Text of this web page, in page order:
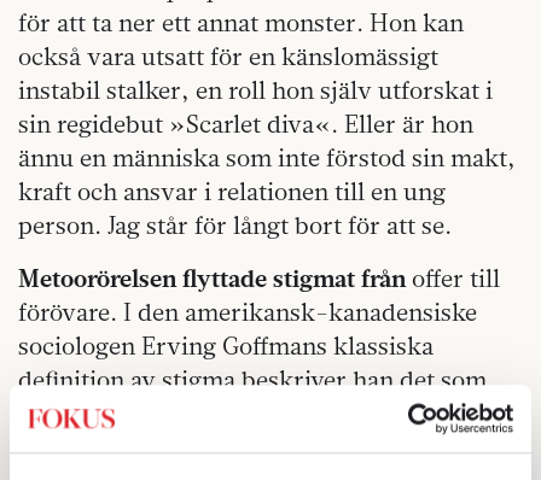
för att ta ner ett annat monster. Hon kan
också vara utsatt för en känslomässigt
instabil stalker, en roll hon själv utforskat i
sin regidebut »Scarlet diva«. Eller är hon
ännu en människa som inte förstod sin makt,
kraft och ansvar i relationen till en ung
person. Jag står för långt bort för att se.
Metoorörelsen flyttade stigmat från offer till
förövare. I den amerikansk-kanadensiske
sociologen Erving Goffmans klassiska
definition av stigma beskriver han det som
attribut — verkliga eller tillskrivna — som är
oförenliga med en normal identitet. En fysisk